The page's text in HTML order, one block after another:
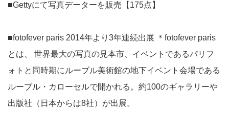
■Gettyにて写真データーを販売【175点】
■fotofever paris 2014年より3年連続出展 ＊fotofever paris
とは、 世界最大の写真の見本市、イベントであるパリフ
ォトと同時期にルーブル美術館の地下イベント会場である
ルーブル・カローセルで開かれる。約100のギャラリーや
出版社（日本からは8社）が出展。